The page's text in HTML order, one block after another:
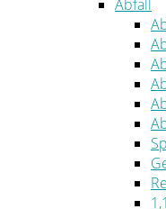
Abfall